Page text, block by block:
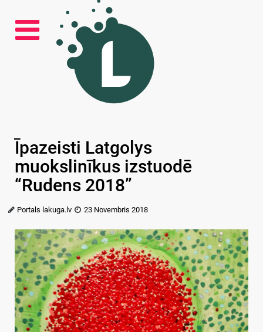
Īpazeisti Latgolys
muokslinīkus izstuodē
“Rudens 2018”
Portals lakuga.lv 23 Novembris 2018